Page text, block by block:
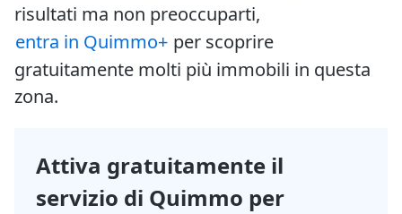
risultati ma non preoccuparti,
entra in Quimmo+ per scoprire
gratuitamente molti più immobili in questa
zona.
Attiva gratuitamente il
servizio di Quimmo per